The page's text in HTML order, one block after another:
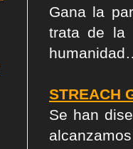
Gana la
trata de la
STREACH
Se han